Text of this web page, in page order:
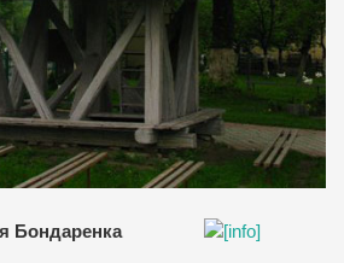
Бондаренка